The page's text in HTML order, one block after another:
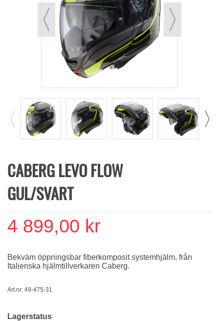
CABERG LEVO FLOW
GUL/SVART
4 899,00 kr
Bekväm öppningsbar fiberkomposit systemhjälm, från
Italienska hjälmtillverkaren Caberg.
Art.nr: 49-475-31
Lagerstatus